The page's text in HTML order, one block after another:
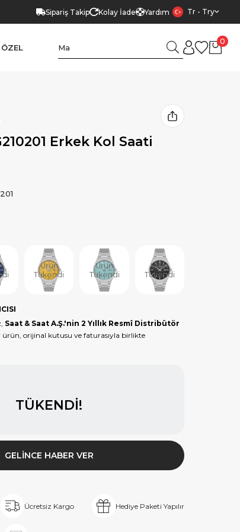
Sipariş Takip Kolay İade Yardım Tr - Try
0
Erkek Kol Saati
Ürün
Tükendi
Ürün
Tükendi
Ürün
Tükendi
Saat & Saat A.Ş.'nin 2 Yıllık Resmî Distribütör
ürün, orijinal kutusu ve faturasıyla birlikte
TÜKENDI!
GELINCE HABER VER
Ücretsiz Kargo Hediye Paketi Yapılır